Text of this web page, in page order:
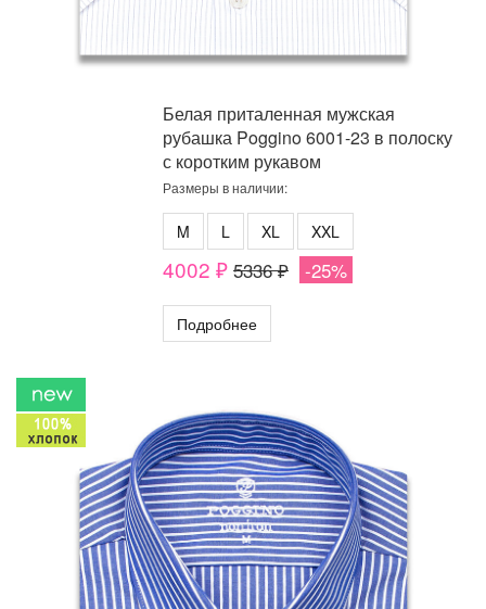
Белая приталенная мужская
рубашка Poggino 6001-23 в полоску
с коротким рукавом
Размеры в наличии:
M L XL XXL
4002 ₽ 5336 ₽ -25%
Подробнее